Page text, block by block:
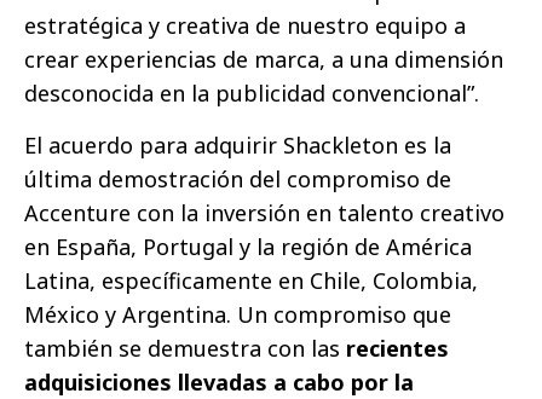
estratégica y creativa de nuestro equipo a
crear experiencias de marca, a una dimensión
desconocida en la publicidad convencional”.
El acuerdo para adquirir Shackleton es la
última demostración del compromiso de
Accenture con la inversión en talento creativo
en España, Portugal y la región de América
Latina, específicamente en Chile, Colombia,
México y Argentina. Un compromiso que
también se demuestra con las recientes
adquisiciones llevadas a cabo por la